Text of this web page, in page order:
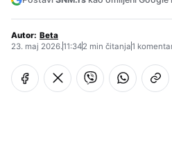
Autor: Beta
23. maj 2026.11:342 min čitanja1